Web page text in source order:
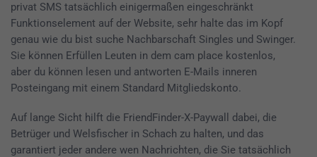
privat SMS tatsächlich einigermaßen eingeschränkt
Funktionselement auf der Website, sehr halte das im Kopf
genau wie du bist suche Nachbarschaft Singles und Swinger.
Sie können Erfüllen Leuten in dem cam place kostenlos,
aber du können lesen und antworten E-Mails inneren
Posteingang mit einem Standard Mitgliedskonto.
Auf lange Sicht hilft die FriendFinder-X-Paywall dabei, die
Betrüger und Welsfischer in Schach zu halten, und das
garantiert jeder andere wen Nachrichten, die Sie tatsächlich